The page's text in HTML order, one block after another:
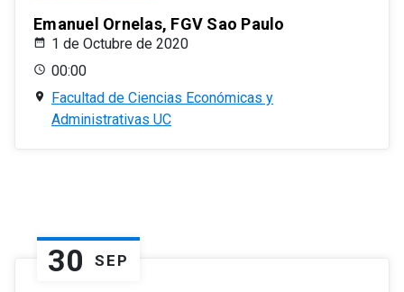
Emanuel Ornelas, FGV Sao Paulo
1 de Octubre de 2020
00:00
Facultad de Ciencias Económicas y
Administrativas UC
30 SEP